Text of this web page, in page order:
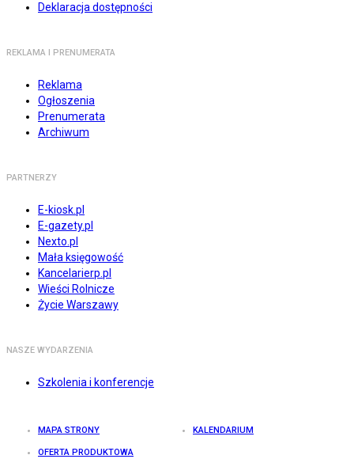
Deklaracja dostępności
REKLAMA I PRENUMERATA
Reklama
Ogłoszenia
Prenumerata
Archiwum
PARTNERZY
E-kiosk.pl
E-gazety.pl
Nexto.pl
Mała księgowość
Kancelarierp.pl
Wieści Rolnicze
Życie Warszawy
NASZE WYDARZENIA
Szkolenia i konferencje
MAPA STRONY KALENDARIUM
OFERTA PRODUKTOWA